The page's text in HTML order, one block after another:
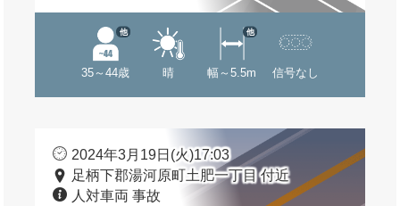
35～44歳
他
晴 幅～5.5m
他
信号なし
2024年3月19日(火)17:03
足柄下郡湯河原町土肥一丁目 付近
人対車両 事故